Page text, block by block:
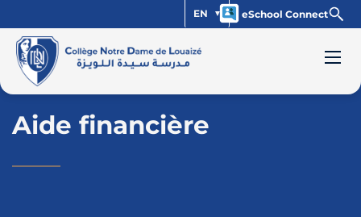
EN eSchool Connect
Aide financière